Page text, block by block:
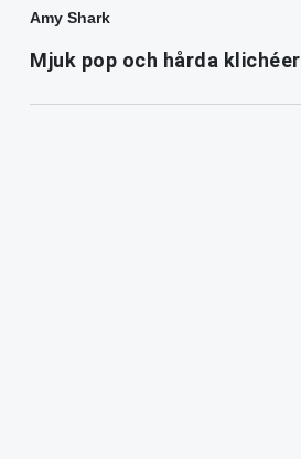
Amy Shark
Mjuk pop och hårda klichéer